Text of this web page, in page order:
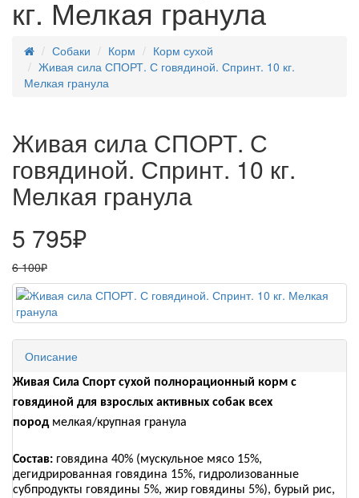
кг. Мелкая гранула
Собаки Корм
Корм сухой
Живая сила СПОРТ. С говядиной. Спринт. 10 кг.
Мелкая гранула
Живая сила СПОРТ. С
говядиной. Спринт. 10 кг.
Мелкая гранула
5 795₽
6 100₽
Описание
Живая Сила Спорт сухой полнорационный корм с
говядиной для взрослых активных собак всех
пород мелкая/крупная гранула
Состав: говядина 40% (мускульное мясо 15%,
дегидрированная говядина 15%, гидролизованные
субпродукты говядины 5%, жир говядины 5%), бурый рис,